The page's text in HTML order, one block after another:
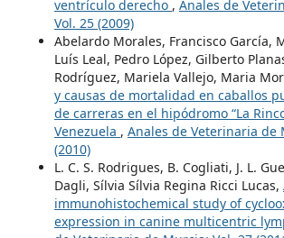
ventrículo derecho , Anales de
Vol. 25 (2009)
Abelardo Morales, Francisco García,
Luís Leal, Pedro López, Gilberto
Rodríguez, Mariela Vallejo, Maria
y causas de mortalidad en caballos
de carreras en el hipódromo “La
Venezuela , Anales de Veterinaria de
(2010)
L. C. S. Rodrigues, B. Cogliati, J. L.
Dagli, Sílvia Sílvia Regina Ricci Lucas,
immunohistochemical study of
expression in canine multicentric